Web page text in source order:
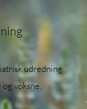
udredning
voksne.